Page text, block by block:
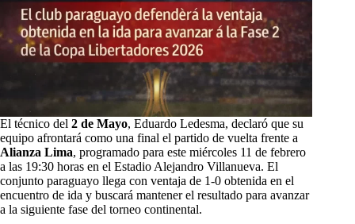
El técnico del 2 de Mayo, Eduardo Ledesma, declaró que su
equipo afrontará como una final el partido de vuelta frente a
Alianza Lima, programado para este miércoles 11 de febrero
a las 19:30 horas en el Estadio Alejandro Villanueva. El
conjunto paraguayo llega con ventaja de 1-0 obtenida en el
encuentro de ida y buscará mantener el resultado para avanzar
a la siguiente fase del torneo continental.